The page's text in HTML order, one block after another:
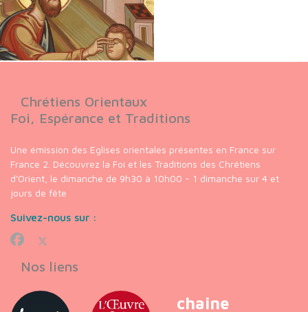
Chrétiens Orientaux
Foi, Espérance et Traditions
Une émission des Eglises orientales présentes en France sur
France 2. Découvrez la Foi et les Traditions des Chrétiens
d'Orient, le dimanche de 9h30 à 10h00 - 1 dimanche sur 4 et
jours de fête
Suivez-nous sur :
Nos liens
chaine